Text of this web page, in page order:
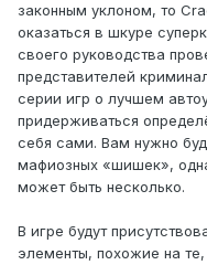
законным уклоном, то
оказаться в шкуре
своего руководства
представителей
серии игр о лучшем
придерживаться
себя сами. Вам нужно
мафиозных «шишек»,
может быть несколько.
В игре будут
элементы, похожие на